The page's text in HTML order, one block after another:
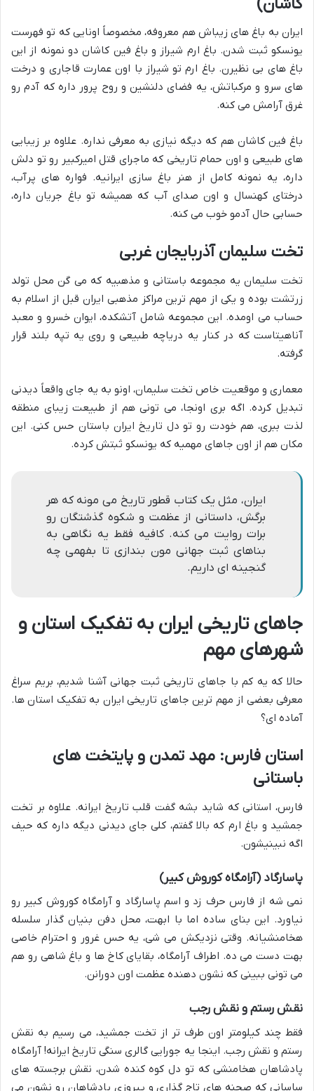
ایران به باغ های زیباش هم معروفه، مخصوصاً اونایی که تو فهرست
یونسکو ثبت شدن. باغ ارم شیراز و باغ فین کاشان دو نمونه از این
باغ های بی نظیرن. باغ ارم تو شیراز با اون عمارت قاجاری و درخت
های سرو و مرکباتش، یه فضای دلنشین و روح پرور داره که آدم رو
غرق آرامش می کنه.
باغ فین کاشان هم که دیگه نیازی به معرفی نداره. علاوه بر زیبایی
های طبیعی و اون حمام تاریخی که ماجرای قتل امیرکبیر رو تو دلش
داره، یه نمونه کامل از هنر باغ سازی ایرانیه. فواره های پرآب،
درختای کهنسال و اون صدای آب که همیشه تو باغ جریان داره،
حسابی حال آدمو خوب می کنه.
تخت سلیمان آذربایجان غربی
تخت سلیمان یه مجموعه باستانی و مذهبیه که می گن محل تولد
زرتشت بوده و یکی از مهم ترین مراکز مذهبی ایران قبل از اسلام به
حساب می اومده. این مجموعه شامل آتشکده، ایوان خسرو و معبد
آناهیتاست که در کنار یه دریاچه طبیعی و روی یه تپه بلند قرار
گرفته.
معماری و موقعیت خاص تخت سلیمان، اونو به یه جای واقعاً دیدنی
تبدیل کرده. اگه بری اونجا، می تونی هم از طبیعت زیبای منطقه
لذت ببری، هم خودت رو تو دل تاریخ ایران باستان حس کنی. این
مکان هم از اون جاهای مهمیه که یونسکو ثبتش کرده.
ایران، مثل یک کتاب قطور تاریخ می مونه که هر
برگش، داستانی از عظمت و شکوه گذشتگان رو
برات روایت می کنه. کافیه فقط یه نگاهی به
بناهای ثبت جهانی مون بندازی تا بفهمی چه
گنجینه ای داریم.
جاهای تاریخی ایران به تفکیک استان و
شهرهای مهم
حالا که یه کم با جاهای تاریخی ثبت جهانی آشنا شدیم، بریم سراغ
معرفی بعضی از مهم ترین جاهای تاریخی ایران به تفکیک استان ها.
آماده ای؟
استان فارس: مهد تمدن و پایتخت های
باستانی
فارس، استانی که شاید بشه گفت قلب تاریخ ایرانه. علاوه بر تخت
جمشید و باغ ارم که بالا گفتم، کلی جای دیدنی دیگه داره که حیف
اگه نبینیشون.
پاسارگاد (آرامگاه کوروش کبیر)
نمی شه از فارس حرف زد و اسم پاسارگاد و آرامگاه کوروش کبیر رو
نیاورد. این بنای ساده اما با ابهت، محل دفن بنیان گذار سلسله
هخامنشیانه. وقتی نزدیکش می شی، یه حس غرور و احترام خاصی
بهت دست می ده. اطراف آرامگاه، بقایای کاخ ها و باغ شاهی رو هم
می تونی ببینی که نشون دهنده عظمت اون دورانن.
نقش رستم و نقش رجب
فقط چند کیلومتر اون طرف تر از تخت جمشید، می رسیم به نقش
رستم و نقش رجب. اینجا یه جورایی گالری سنگی تاریخ ایرانه! آرامگاه
پادشاهان هخامنشی که تو دل کوه کنده شدن، نقش برجسته های
ساسانی که صحنه های تاج گذاری و پیروزی پادشاهان رو نشون می